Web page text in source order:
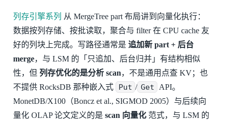
列存引擎系列 从 MergeTree part 布局讲到向量化执行：
数据按列存储、按批读取，聚合与 filter 在 CPU cache 友
好的列块上完成。写路径通常是 追加新 part + 后台
merge，与 LSM 的「只追加、后台归并」有结构相似
性，但 列存优化的是分析 scan，不是通用点查 KV；也
不提供 RocksDB 那种嵌入式
Put / Get
API。
MonetDB/X100（Boncz et al., SIGMOD 2005）与后续向
量化 OLAP 论文定义的是 scan 向量化范式，与 LSM 的